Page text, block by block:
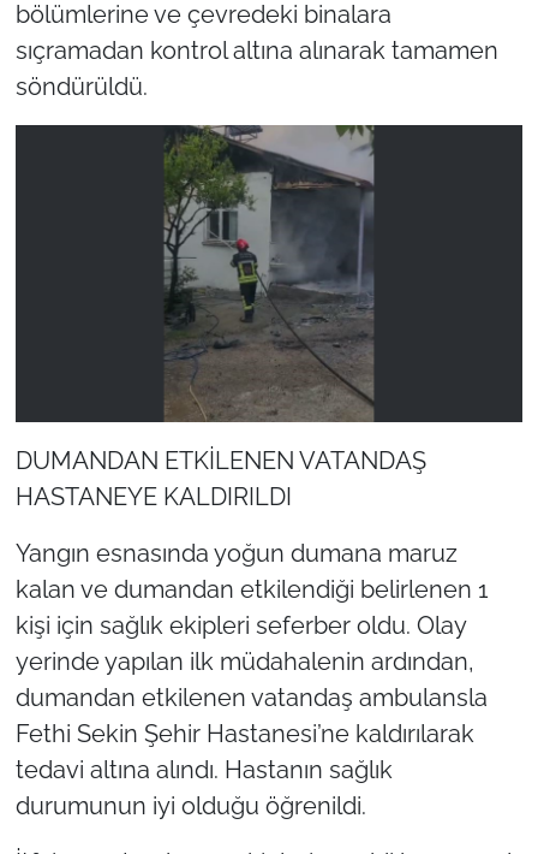
bölümlerine ve çevredeki binalara
sıçramadan kontrol altına alınarak tamamen
söndürüldü.
DUMANDAN ETKİLENEN VATANDAŞ
HASTANEYE KALDIRILDI
Yangın esnasında yoğun dumana maruz
kalan ve dumandan etkilendiği belirlenen 1
kişi için sağlık ekipleri seferber oldu. Olay
yerinde yapılan ilk müdahalenin ardından,
dumandan etkilenen vatandaş ambulansla
Fethi Sekin Şehir Hastanesi’ne kaldırılarak
tedavi altına alındı. Hastanın sağlık
durumunun iyi olduğu öğrenildi.